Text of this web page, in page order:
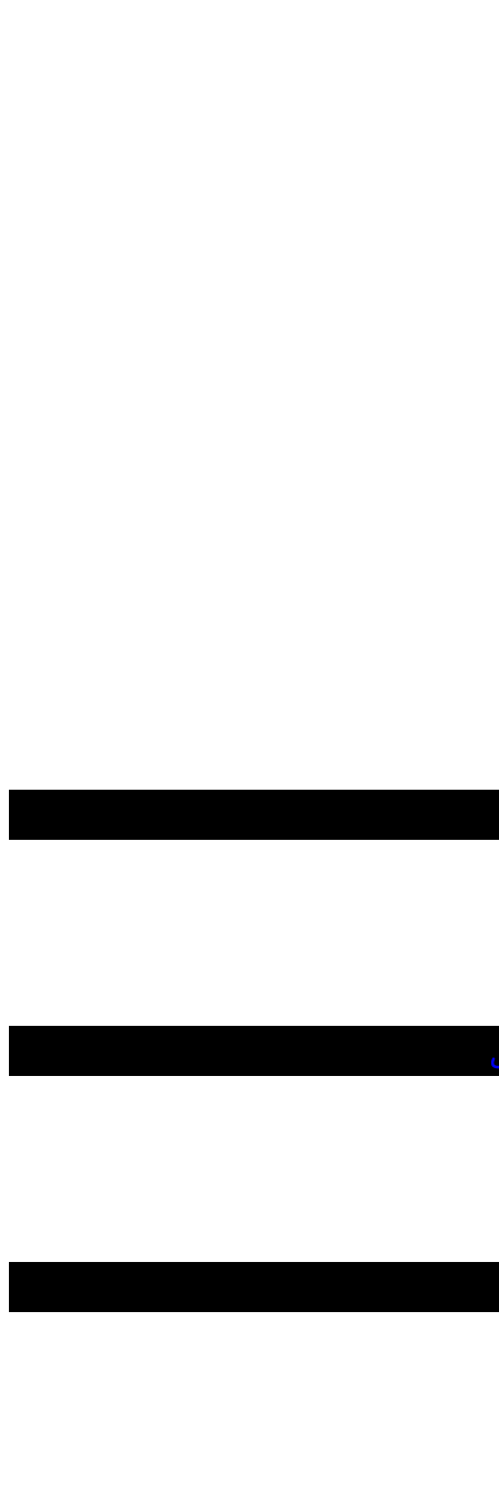
کر لیا
ہے۔ بھارتی افواج.